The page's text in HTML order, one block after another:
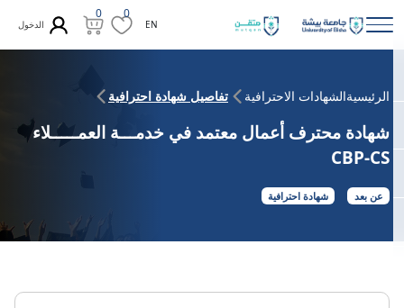
EN
0
0
الدخول
الرئيسيةالشهادات الاحترافية تفاصيل شهادة احترافية
شهادة محترف أعمال معتمد في خدمـــة العمـــــلاء
CBP-CS
عن بعد شهادة احترافية